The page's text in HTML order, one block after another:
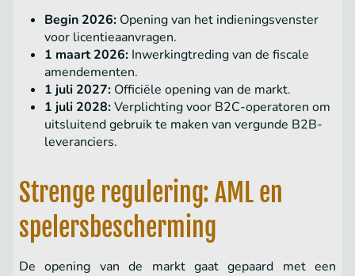
Begin 2026: Opening van het indieningsvenster
voor licentieaanvragen.
1 maart 2026: Inwerkingtreding van de fiscale
amendementen.
1 juli 2027: Officiële opening van de markt.
1 juli 2028:Verplichting voor B2C-operatoren om
uitsluitend gebruik te maken van vergunde B2B-
leveranciers.
Strenge regulering: AML en
spelersbescherming
De opening van de markt gaat gepaard met een